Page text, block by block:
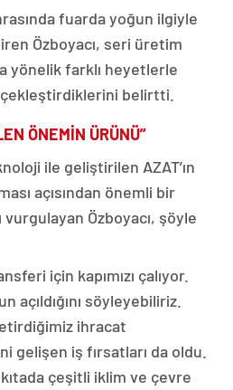
fuarda yoğun ilgiyle
Özboyacı, seri üretim
yönelik farklı heyetlerle
belirtti.
ÖNEMİN ÜRÜNÜ”
ile geliştirilen AZAT’ın
açısından önemli bir
vurgulayan Özboyacı, şöyle
için kapımızı çalıyor.
açıldığını söyleyebiliriz.
ihracat
gelişen iş fırsatları da oldu.
kıtada çeşitli iklim ve çevre